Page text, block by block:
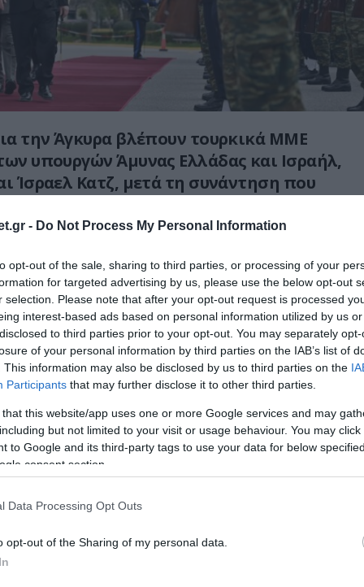
- Do Not Process My Personal Information
opt-out of the sale, sharing to third parties, or processing of your
for targeted advertising by us, please use the below opt-out
selection. Please note that after your opt-out request is processed
interest-based ads based on personal information utilized by us
to third parties prior to your opt-out. You may separately
of your personal information by third parties on the IAB’s list of
This information may also be disclosed by us to third parties on the
Participants that may further disclose it to other third parties.
that this website/app uses one or more Google services and may
but not limited to your visit or usage behaviour. You may
to Google and its third-party tags to use your data for below
consent section.
Data Processing Opt Outs
opt-out of the Sharing of my personal data.
την Άγκυρα βλέπουν τουρκικά ΜΜΕ
υπουργών Άμυνας Ελλάδας και Ισραήλ,
Ίσραελ Κατζ, μετά τη συνάντηση που
το ρεπορτάζ της Milliyet, με τον «Η
ημερήσια διάταξη της συνάντησης στην
εφημερίδα παρουσιάζει τη συνάντηση
Ελλάδας και Ισραήλ, ως κίνηση με σαφή
στην Άγκυρα και την «αυξανόμενη
τεχνολογική της ισχύ στην Ανατολική
τις δηλώσεις του Νίκου Δένδια περί
δικαίου και κυριαρχικών
να θεμελιώσει πολιτικά τα αμυντικά